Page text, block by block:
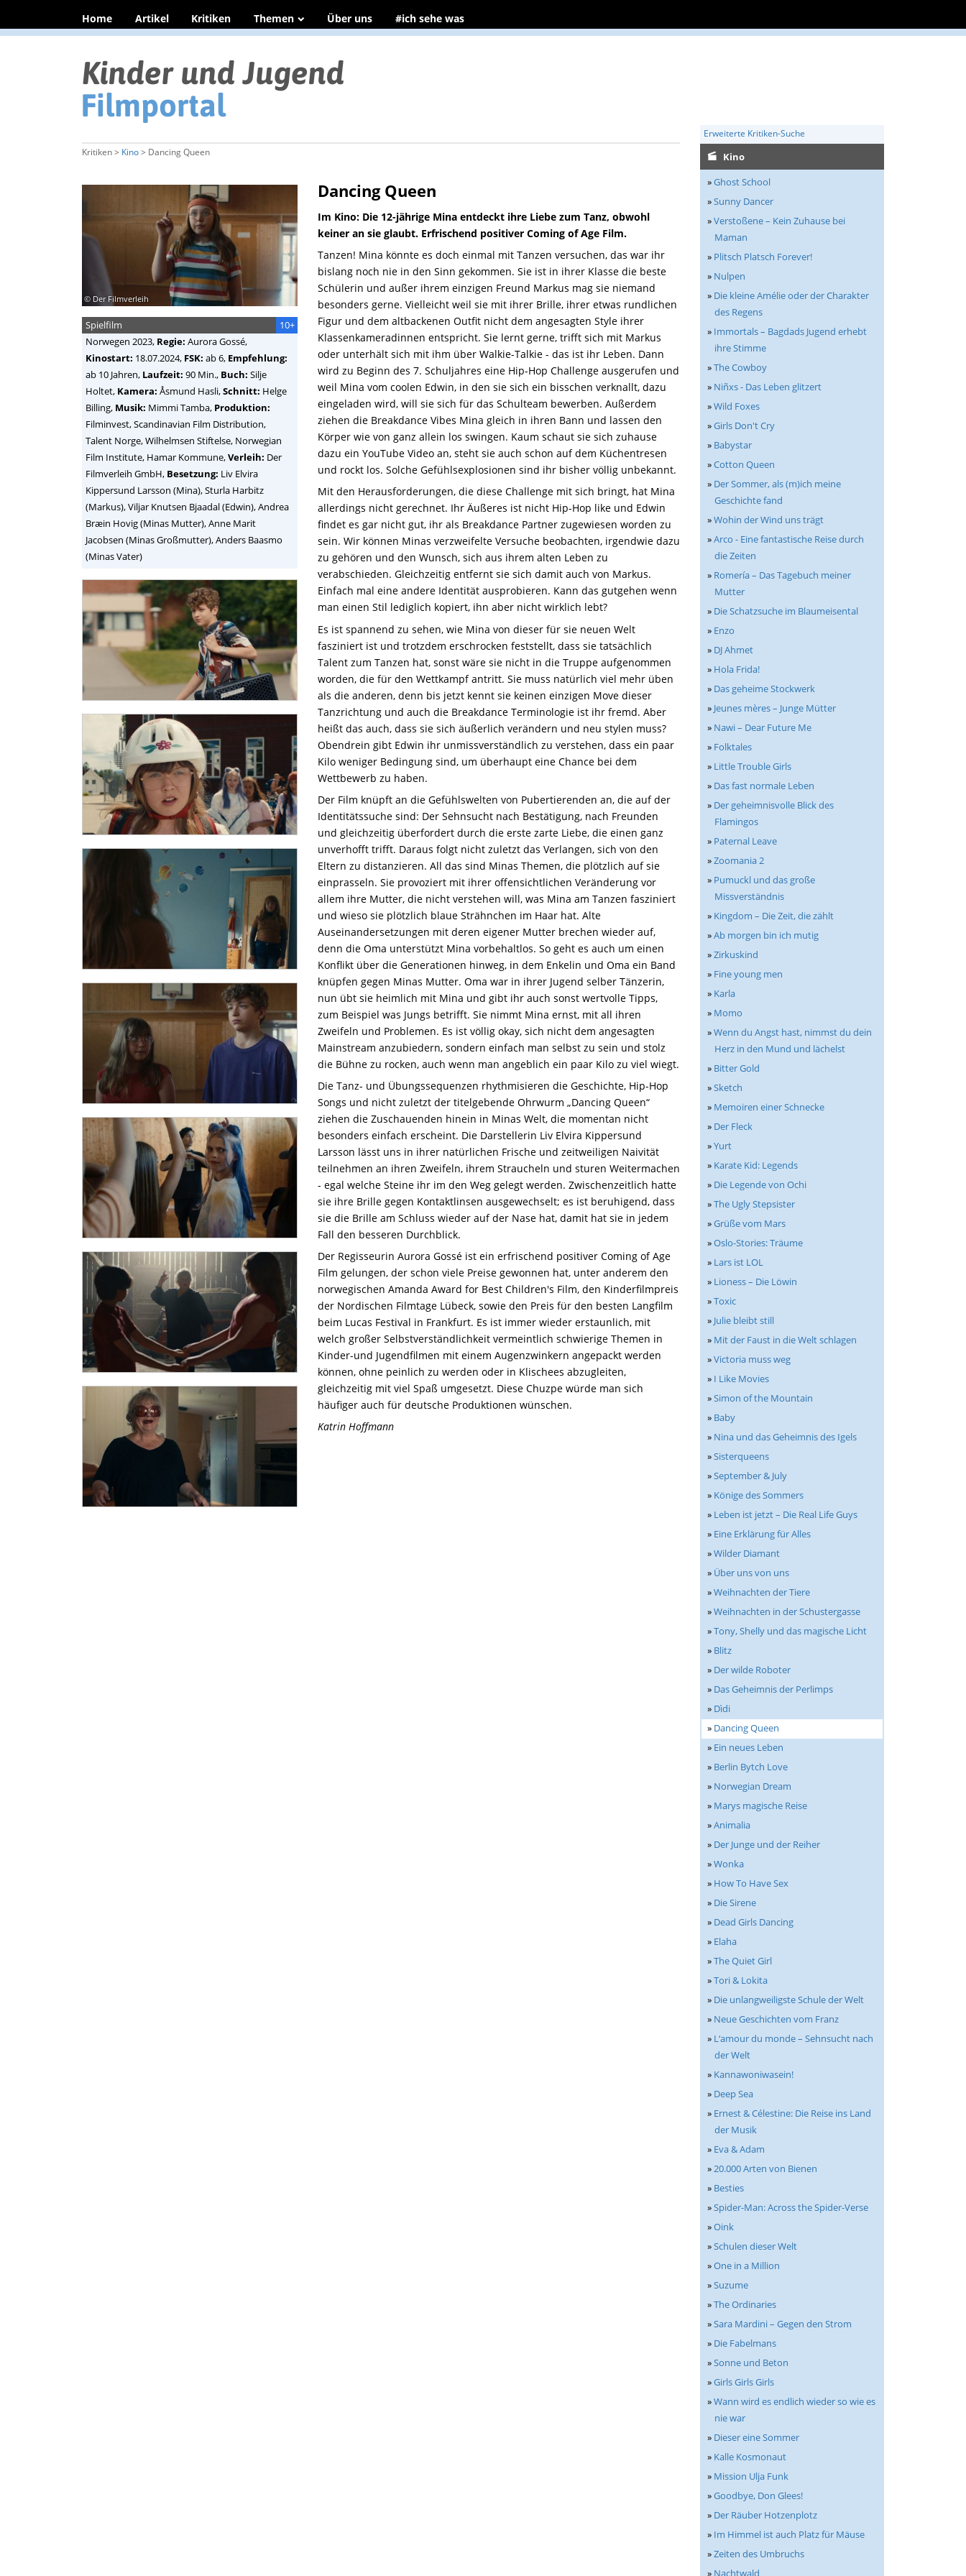
Home Artikel Kritiken Themen Über uns #ich sehe was
Erweiterte Kritiken-Suche
Kritiken > Kino> Dancing Queen
Dancing Queen
Im Kino: Die 12-jährige Mina entdeckt ihre Liebe zum Tanz, obwohl
keiner an sie glaubt. Erfrischend positiver Coming of Age Film.
Tanzen! Mina könnte es doch einmal mit Tanzen versuchen, das war ihr
bislang noch nie in den Sinn gekommen. Sie ist in ihrer Klasse die beste
Schülerin und außer ihrem einzigen Freund Markus mag sie niemand
besonders gerne. Vielleicht weil sie mit ihrer Brille, ihrer etwas rundlichen
Figur und dem altbackenen Outfit nicht dem angesagten Style ihrer
Klassenkameradinnen entspricht. Sie lernt gerne, trifft sich mit Markus
oder unterhält sich mit ihm über Walkie-Talkie - das ist ihr Leben. Dann
wird zu Beginn des 7. Schuljahres eine Hip-Hop Challenge ausgerufen und
weil Mina vom coolen Edwin, in den sie sich ein bisschen verknallt, dazu
eingeladen wird, will sie sich für das Schulteam bewerben. Außerdem
ziehen die Breakdance Vibes Mina gleich in ihren Bann und lassen den
Körper wie von ganz allein los swingen. Kaum schaut sie sich zuhause
dazu ein YouTube Video an, steht sie auch schon auf dem Küchentresen
und rockt los. Solche Gefühlsexplosionen sind ihr bisher völlig unbekannt.
Mit den Herausforderungen, die diese Challenge mit sich bringt, hat Mina
allerdings nicht gerechnet. Ihr Äußeres ist nicht Hip-Hop like und Edwin
findet es gar nicht gut, ihr als Breakdance Partner zugewiesen worden zu
sein. Wir können Minas verzweifelte Versuche beobachten, irgendwie dazu
zu gehören und den Wunsch, sich aus ihrem alten Leben zu
verabschieden. Gleichzeitig entfernt sie sich damit auch von Markus.
Einfach mal eine andere Identität ausprobieren. Kann das gutgehen wenn
man einen Stil lediglich kopiert, ihn aber nicht wirklich lebt?
Es ist spannend zu sehen, wie Mina von dieser für sie neuen Welt
fasziniert ist und trotzdem erschrocken feststellt, dass sie tatsächlich
Talent zum Tanzen hat, sonst wäre sie nicht in die Truppe aufgenommen
worden, die für den Wettkampf antritt. Sie muss natürlich viel mehr üben
als die anderen, denn bis jetzt kennt sie keinen einzigen Move dieser
Tanzrichtung und auch die Breakdance Terminologie ist ihr fremd. Aber
heißt das auch, dass sie sich äußerlich verändern und neu stylen muss?
Obendrein gibt Edwin ihr unmissverständlich zu verstehen, dass ein paar
Kilo weniger Bedingung sind, um überhaupt eine Chance bei dem
Wettbewerb zu haben.
Der Film knüpft an die Gefühlswelten von Pubertierenden an, die auf der
Identitätssuche sind: Der Sehnsucht nach Bestätigung, nach Freunden
und gleichzeitig überfordert durch die erste zarte Liebe, die einen ganz
unverhofft trifft. Daraus folgt nicht zuletzt das Verlangen, sich von den
Eltern zu distanzieren. All das sind Minas Themen, die plötzlich auf sie
einprasseln. Sie provoziert mit ihrer offensichtlichen Veränderung vor
allem ihre Mutter, die nicht verstehen will, was Mina am Tanzen fasziniert
und wieso sie plötzlich blaue Strähnchen im Haar hat. Alte
Auseinandersetzungen mit deren eigener Mutter brechen wieder auf,
denn die Oma unterstützt Mina vorbehaltlos. So geht es auch um einen
Konflikt über die Generationen hinweg, in dem Enkelin und Oma ein Band
knüpfen gegen Minas Mutter. Oma war in ihrer Jugend selber Tänzerin,
nun übt sie heimlich mit Mina und gibt ihr auch sonst wertvolle Tipps,
zum Beispiel was Jungs betrifft. Sie nimmt Mina ernst, mit all ihren
Zweifeln und Problemen. Es ist völlig okay, sich nicht dem angesagten
Mainstream anzubiedern, sondern einfach man selbst zu sein und stolz
die Bühne zu rocken, auch wenn man angeblich ein paar Kilo zu viel wiegt.
Die Tanz- und Übungssequenzen rhythmisieren die Geschichte, Hip-Hop
Songs und nicht zuletzt der titelgebende Ohrwurm „Dancing Queen“
ziehen die Zuschauenden hinein in Minas Welt, die momentan nicht
besonders einfach erscheint. Die Darstellerin Liv Elvira Kippersund
Larsson lässt uns in ihrer natürlichen Frische und zeitweiligen Naivität
teilnehmen an ihren Zweifeln, ihrem Straucheln und sturen Weitermachen
- egal welche Steine ihr im den Weg gelegt werden. Zwischenzeitlich hatte
sie ihre Brille gegen Kontaktlinsen ausgewechselt; es ist beruhigend, dass
sie die Brille am Schluss wieder auf der Nase hat, damit hat sie in jedem
Fall den besseren Durchblick.
Der Regisseurin Aurora Gossé ist ein erfrischend positiver Coming of Age
Film gelungen, der schon viele Preise gewonnen hat, unter anderem den
norwegischen Amanda Award for Best Children's Film, den Kinderfilmpreis
der Nordischen Filmtage Lübeck, sowie den Preis für den besten Langfilm
beim Lucas Festival in Frankfurt. Es ist immer wieder erstaunlich, mit
welch großer Selbstverständlichkeit vermeintlich schwierige Themen in
Kinder-und Jugendfilmen mit einem Augenzwinkern angepackt werden
können, ohne peinlich zu werden oder in Klischees abzugleiten,
gleichzeitig mit viel Spaß umgesetzt. Diese Chuzpe würde man sich
häufiger auch für deutsche Produktionen wünschen.
Katrin Hoffmann
© Der Filmverleih
10+
Spielfilm
Norwegen 2023, Regie: Aurora Gossé,
Kinostart: 18.07.2024, FSK: ab 6, Empfehlung:
ab 10 Jahren, Laufzeit: 90 Min., Buch: Silje
Holtet, Kamera: Åsmund Hasli,Schnitt: Helge
Billing, Musik: Mimmi Tamba, Produktion:
Filminvest, Scandinavian Film Distribution,
Talent Norge, Wilhelmsen Stiftelse, Norwegian
Film Institute, Hamar Kommune,Verleih: Der
Filmverleih GmbH, Besetzung: Liv Elvira
Kippersund Larsson (Mina), Sturla Harbitz
(Markus), Viljar Knutsen Bjaadal (Edwin), Andrea
Bræin Hovig (Minas Mutter), Anne Marit
Jacobsen (Minas Großmutter), Anders Baasmo
(Minas Vater)
Kino
»Ghost School
»Sunny Dancer
»Verstoßene – Kein Zuhause bei
Maman
» Plitsch Platsch Forever!
» Nulpen
» Die kleine Amélie oder der Charakter
des Regens
» Immortals – Bagdads Jugend erhebt
ihre Stimme
»The Cowboy
» Niñxs - Das Leben glitzert
»Wild Foxes
»Girls Don't Cry
» Babystar
»Cotton Queen
» Der Sommer, als (m)ich meine
Geschichte fand
»Wohin der Wind uns trägt
»Arco - Eine fantastische Reise durch
die Zeiten
» Romería – Das Tagebuch meiner
Mutter
» Die Schatzsuche im Blaumeisental
» Enzo
» DJ Ahmet
» Hola Frida!
» Das geheime Stockwerk
» Jeunes mères – Junge Mütter
» Nawi – Dear Future Me
» Folktales
» Little Trouble Girls
» Das fast normale Leben
» Der geheimnisvolle Blick des
Flamingos
» Paternal Leave
»Zoomania 2
» Pumuckl und das große
Missverständnis
» Kingdom – Die Zeit, die zählt
»Ab morgen bin ich mutig
»Zirkuskind
» Fine young men
» Karla
» Momo
»Wenn du Angst hast, nimmst du dein
Herz in den Mund und lächelst
» Bitter Gold
»Sketch
» Memoiren einer Schnecke
» Der Fleck
»Yurt
» Karate Kid: Legends
» Die Legende von Ochi
»The Ugly Stepsister
»Grüße vom Mars
»Oslo-Stories: Träume
» Lars ist LOL
» Lioness – Die Löwin
»Toxic
» Julie bleibt still
» Mit der Faust in die Welt schlagen
»Victoria muss weg
» I Like Movies
»Simon of the Mountain
» Baby
» Nina und das Geheimnis des Igels
»Sisterqueens
»September & July
» Könige des Sommers
» Leben ist jetzt – Die Real Life Guys
» Eine Erklärung für Alles
»Wilder Diamant
» Über uns von uns
»Weihnachten der Tiere
»Weihnachten in der Schustergasse
»Tony, Shelly und das magische Licht
» Blitz
» Der wilde Roboter
» Das Geheimnis der Perlimps
» Dìdi
» Dancing Queen
» Ein neues Leben
» Berlin Bytch Love
» Norwegian Dream
» Marys magische Reise
»Animalia
» Der Junge und der Reiher
»Wonka
» How To Have Sex
» Die Sirene
» Dead Girls Dancing
» Elaha
»The Quiet Girl
»Tori & Lokita
» Die unlangweiligste Schule der Welt
» Neue Geschichten vom Franz
» L‘amour du monde – Sehnsucht nach
der Welt
» Kannawoniwasein!
» Deep Sea
» Ernest & Célestine: Die Reise ins Land
der Musik
» Eva & Adam
»20.000 Arten von Bienen
» Besties
»Spider-Man: Across the Spider-Verse
»Oink
»Schulen dieser Welt
»One in a Million
»Suzume
»The Ordinaries
»Sara Mardini – Gegen den Strom
» Die Fabelmans
»Sonne und Beton
»Girls Girls Girls
»Wann wird es endlich wieder so wie es
nie war
» Dieser eine Sommer
» Kalle Kosmonaut
» Mission Ulja Funk
»Goodbye, Don Glees!
» Der Räuber Hotzenplotz
» Im Himmel ist auch Platz für Mäuse
»Zeiten des Umbruchs
» Nachtwald